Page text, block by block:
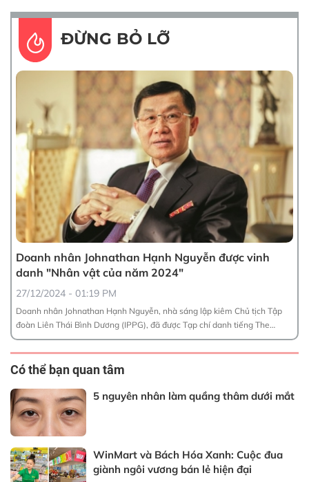
ĐỪNG BỎ LỠ
Doanh nhân Johnathan Hạnh Nguyễn được vinh
danh "Nhân vật của năm 2024"
27/12/2024 - 01:19 PM
Doanh nhân Johnathan Hạnh Nguyễn, nhà sáng lập kiêm Chủ tịch Tập
đoàn Liên Thái Bình Dương (IPPG), đã được Tạp chí danh tiếng The
Moodie Davitt Report của Anh tôn vinh là một trong 16 cá nhân xuất sắc
Có thể bạn quan tâm
5 nguyên nhân làm quầng thâm dưới mắt
WinMart và Bách Hóa Xanh: Cuộc đua
giành ngôi vương bán lẻ hiện đại